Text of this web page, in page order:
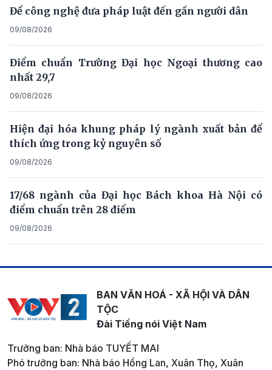
Để công nghệ đưa pháp luật đến gần người dân
09/08/2026
Điểm chuẩn Trường Đại học Ngoại thương cao
nhất 29,7
09/08/2026
Hiện đại hóa khung pháp lý ngành xuất bản để
thích ứng trong kỷ nguyên số
09/08/2026
17/68 ngành của Đại học Bách khoa Hà Nội có
điểm chuẩn trên 28 điểm
09/08/2026
BAN VĂN HOÁ - XÃ HỘI VÀ DÂN
TỘC
Đài Tiếng nói Việt Nam
Trưởng ban: Nhà báo TUYẾT MAI
Phó trưởng ban: Nhà báo Hồng Lan, Xuân Thọ, Xuân